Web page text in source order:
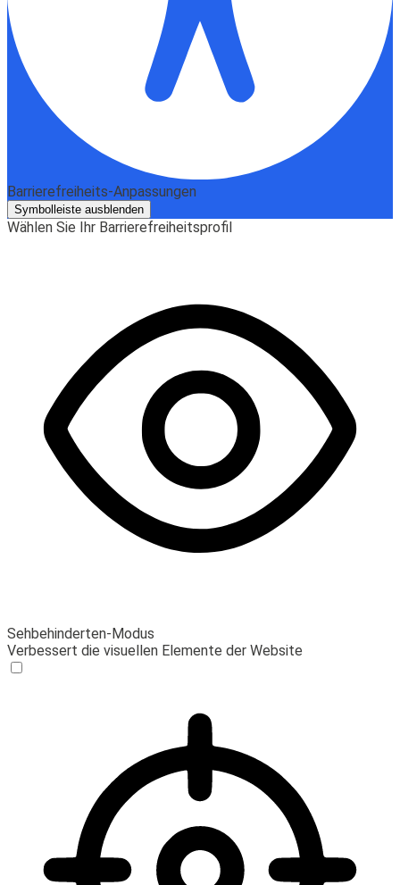
Barrierefreiheits-Anpassungen
Symbolleiste ausblenden
Wählen Sie Ihr Barrierefreiheitsprofil
Sehbehinderten-Modus
Verbessert die visuellen Elemente der Website